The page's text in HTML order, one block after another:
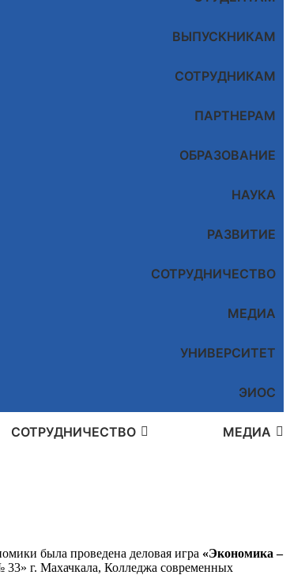
ВЫПУСКНИКАМ
СОТРУДНИКАМ
ПАРТНЕРАМ
ОБРАЗОВАНИЕ
НАУКА
РАЗВИТИЕ
СОТРУДНИЧЕСТВО
МЕДИА
УНИВЕРСИТЕТ
ЭИОС
СОТРУДНИЧЕСТВО МЕДИА
была проведена деловая игра «Экономика –
г. Махачкала, Колледжа современных